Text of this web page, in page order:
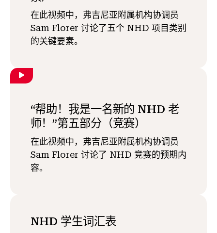
在此视频中，弗吉尼亚附属机构协调员
Sam Florer 讨论了五个 NHD 项目类别
的关键要素。
“帮助！我是一名新的 NHD 老
师！”第五部分（竞赛）
在此视频中，弗吉尼亚附属机构协调员
Sam Florer 讨论了 NHD 竞赛的预期内
容。
NHD 学生词汇表